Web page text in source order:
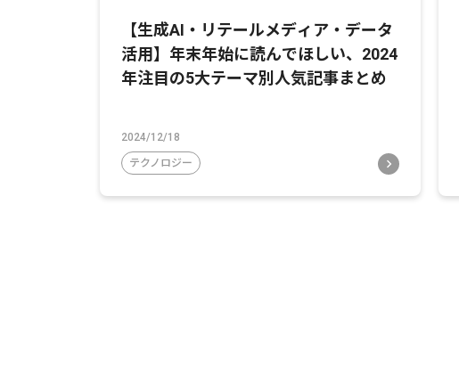
【生成AI・リテールメディア・データ
活用】年末年始に読んでほしい、2024
年注目の5大テーマ別人気記事まとめ
2024/12/18
テクノロジー